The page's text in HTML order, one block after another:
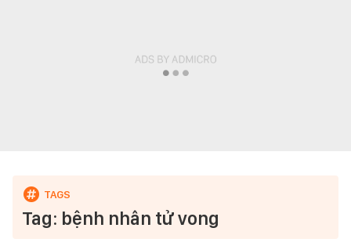
Tag: bệnh nhân tử vong